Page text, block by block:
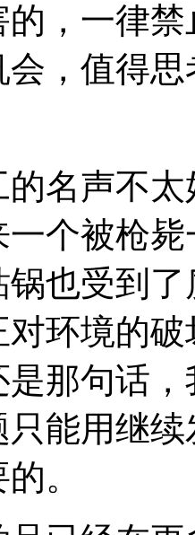
的，一律
会，值得
名声不
个被枪
也受到
环境的
是那句话
只能用继
。